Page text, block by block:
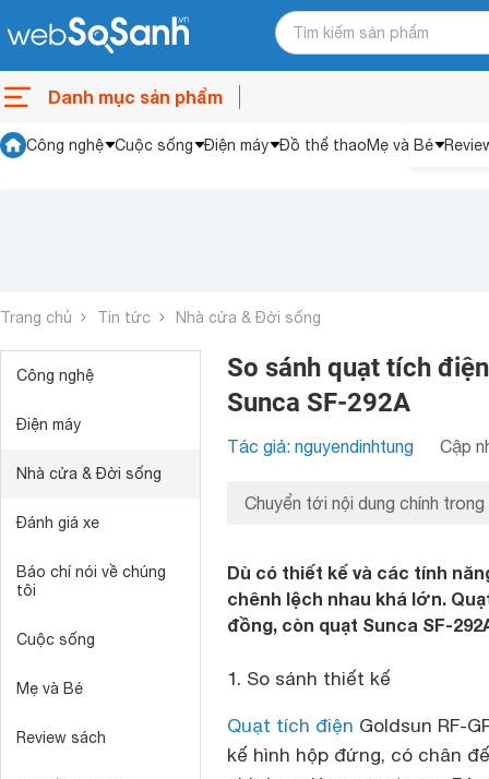
Danh mục sản phẩm
Công nghệ Cuộc sống Điện máy Đồ thể thaoMẹ và Bé
Trang chủ Tin tức Nhà cửa & Đời sống
Công nghệ
Điện máy
Nhà cửa & Đời sống
Đánh giá xe
Báo chí nói về chúng
tôi
Cuộc sống
Mẹ và Bé
Review sách
So sánh quạt tích
Sunca SF-292A
Tác giả: nguyendinhtung Cập
Chuyển tới nội dung chính trong
Dù có thiết kế và các tính
chênh lệch nhau khá lớn.
đồng, còn quạt Sunca SF-
1. So sánh thiết kế
Quạt tích điện Goldsun RF-
kế hình hộp đứng, có chân